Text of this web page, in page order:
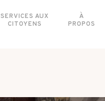
SERVICES AUX
CITOYENS
À
PROPOS